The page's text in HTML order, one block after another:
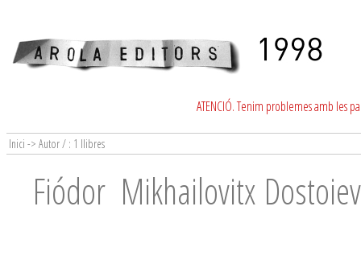
ATENCIÓ. Tenim problemes amb les
Inici -> Autor / : 1 llibres
Fiódor Mikhailovitx